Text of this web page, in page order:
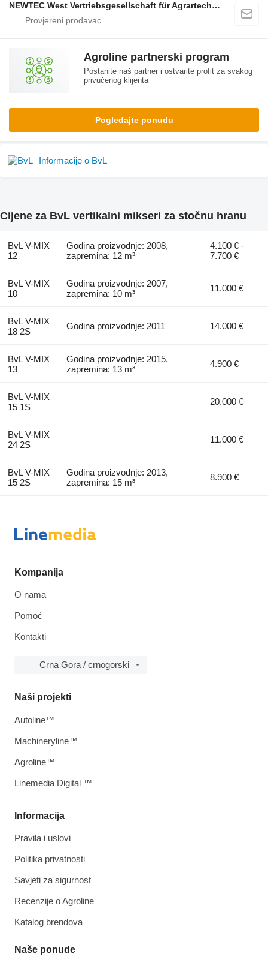
NEWTEC West Vertriebsgesellschaft für Agrartechnik mbH
Agroline partnerski program
Postanite naš partner i ostvarite profit za svakog
privučenog klijenta
Pogledajte ponudu
Informacije o BvL
Cijene za BvL vertikalni mikseri za stočnu hranu
BvL V-MIX
12
Godina proizvodnje: 2008,
zapremina: 12 m³
4.100 € -
7.700 €
BvL V-MIX
10
Godina proizvodnje: 2007,
zapremina: 10 m³
11.000 €
BvL V-MIX
18 2S
Godina proizvodnje: 2011 14.000 €
BvL V-MIX
13
Godina proizvodnje: 2015,
zapremina: 13 m³
4.900 €
BvL V-MIX
15 1S
20.000 €
BvL V-MIX
24 2S
11.000 €
BvL V-MIX
15 2S
Godina proizvodnje: 2013,
zapremina: 15 m³
8.900 €
Kompanija
O nama
Pomoć
Kontakti
Crna Gora / crnogorski
Informacija
Pravila i uslovi
Politika privatnosti
Savjeti za sigurnost
Recenzije o Agroline
Katalog brendova
Naše ponude
Naši projekti
Autoline™
Machineryline™
Agroline™
Linemedia Digital ™